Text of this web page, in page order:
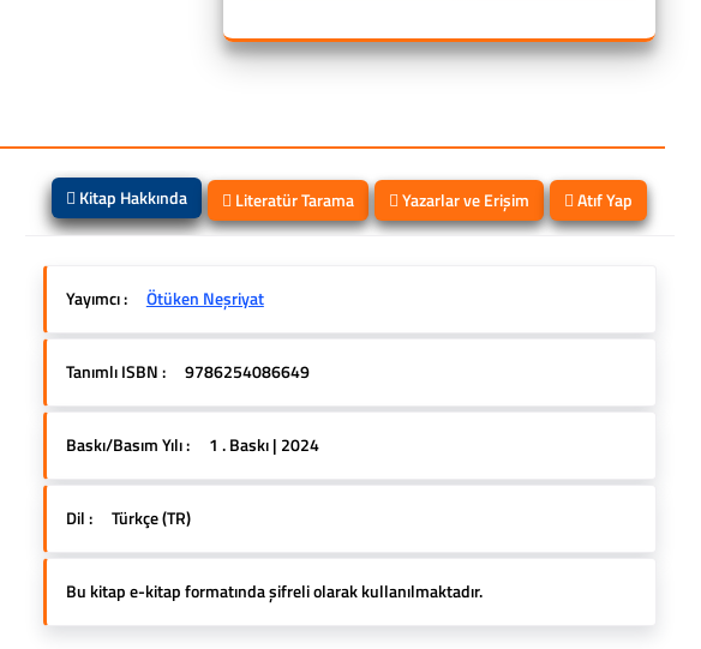
Kitap Hakkında Literatür Tarama Yazarlar ve Erişim Atıf Yap
Yayımcı : Ötüken Neşriyat
Tanımlı ISBN : 9786254086649
Baskı/Basım Yılı : 1 . Baskı | 2024
Dil : Türkçe (TR)
Bu kitap e-kitap formatında şifreli olarak kullanılmaktadır.